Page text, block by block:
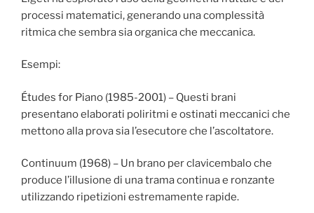
processi matematici, generando una complessità
ritmica che sembra sia organica che meccanica.
Esempi:
Études for Piano (1985-2001) – Questi brani
presentano elaborati poliritmi e ostinati meccanici che
mettono alla prova sia l’esecutore che l’ascoltatore.
Continuum (1968) – Un brano per clavicembalo che
produce l’illusione di una trama continua e ronzante
utilizzando ripetizioni estremamente rapide.